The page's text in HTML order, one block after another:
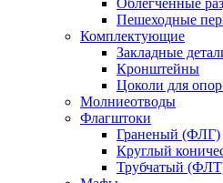
Облегченные
Пешеходные
Комплектующие
Закладные
Кронштейны
Цоколи для
Молниеотводы
Флагштоки
Граненый (ФЛГ)
Круглый
Трубчатый